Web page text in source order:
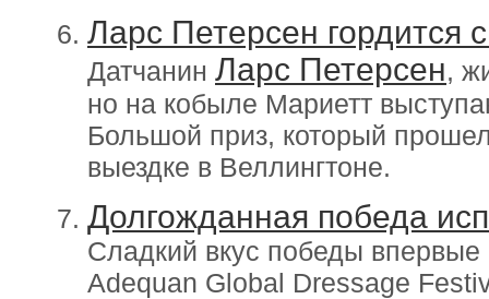
Ларс Петерсен гордится
Датчанин Ларс Петерсен,
но на кобыле Мариетт
Большой приз, который
выездке в Веллингтоне.
Долгожданная победа
Сладкий вкус победы
Adequan Global Dressage